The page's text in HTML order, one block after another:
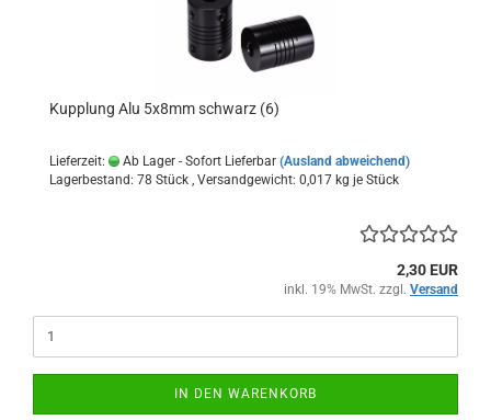
Kupplung Alu 5x8mm schwarz (6)
Lieferzeit: Ab Lager - Sofort Lieferbar (Ausland abweichend)
Lagerbestand: 78 Stück , Versandgewicht: 0,017 kg je Stück
2,30 EUR
inkl. 19% MwSt. zzgl. Versand
IN DEN WARENKORB